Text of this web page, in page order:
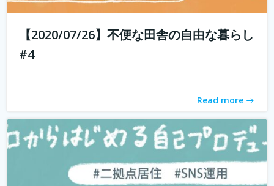
【2020/07/26】不便な田舎の自由な暮らし
#4
Read more
もコスト0円で自己発信できるようになってきました。 し
わからないと感じている方も多いのではないでしょうか？